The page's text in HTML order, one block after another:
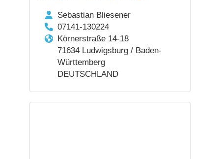
Sebastian Bliesener
07141-130224
Körnerstraße 14-18
71634 Ludwigsburg / Baden-
Württemberg
DEUTSCHLAND